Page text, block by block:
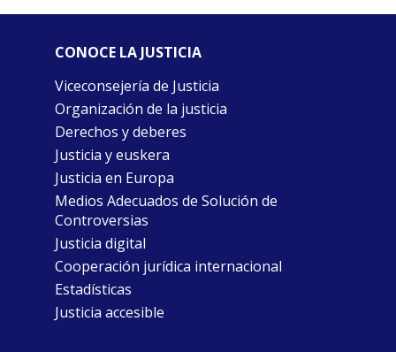
CONOCE LA JUSTICIA
Viceconsejería de Justicia
Organización de la justicia
Derechos y deberes
Justicia y euskera
Justicia en Europa
Medios Adecuados de Solución de
Controversias
Justicia digital
Cooperación jurídica internacional
Estadísticas
Justicia accesible